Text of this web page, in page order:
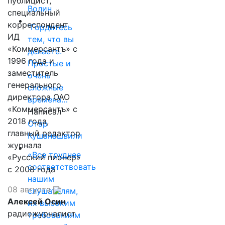
Волин
"Гордитесь
тем, что вы
делаете.
Простые и
очень
сложные
времена…
Написал
Отар
Кушанашвили
«Все труднее
соответствовать
нашим
слушателям,
их высоким
требованиям
специальный
корреспондент
ИД
«Коммерсантъ» с
1996 года и
заместитель
генерального
директора ОАО
«Коммерсантъ» с
2018 года,
главный редактор
журнала
«Русский пионер»
с 2008 года
08 августа
Алексей Осин
радиожурналист